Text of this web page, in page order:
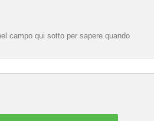
campo qui sotto per sapere quando